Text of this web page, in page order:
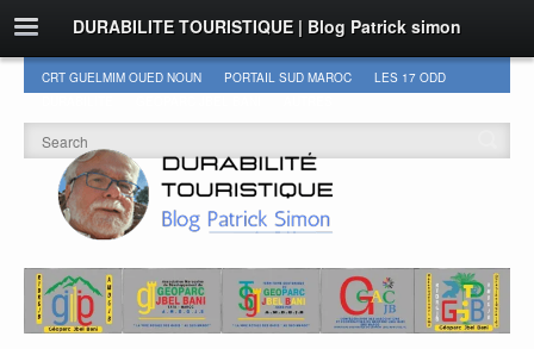
DURABILITE TOURISTIQUE | Blog Patrick simon
CRT GUELMIM OUED NOUN PORTAIL SUD MAROC
LES 17 ODD